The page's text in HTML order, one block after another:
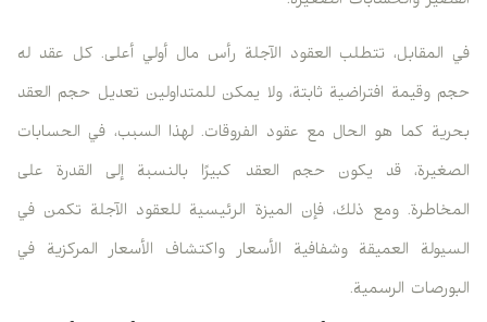
في المقابل، تتطلب العقود الآجلة رأس مال أولي أعلى. كل عقد له
حجم وقيمة افتراضية ثابتة، ولا يمكن للمتداولين تعديل حجم العقد
بحرية كما هو الحال مع عقود الفروقات. لهذا السبب، في الحسابات
الصغيرة، قد يكون حجم العقد كبيرًا بالنسبة إلى القدرة على
المخاطرة. ومع ذلك، فإن الميزة الرئيسية للعقود الآجلة تكمن في
السيولة العميقة وشفافية الأسعار واكتشاف الأسعار المركزية في
البورصات الرسمية.